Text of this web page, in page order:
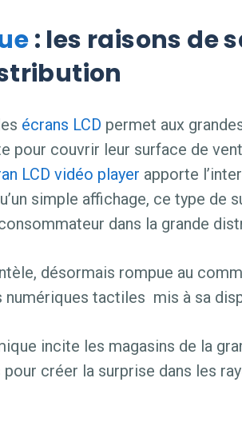
: les raisons de
écrans LCD permet aux
pour couvrir leur surface de
LCD vidéo player apporte
simple affichage, ce type de
dans la grande
désormais rompue au
numériques tactiles mis à sa
incite les magasins de la
créer la surprise dans les